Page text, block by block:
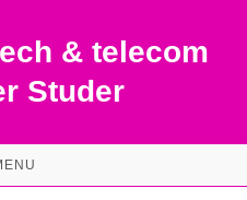
& telecom
Studer